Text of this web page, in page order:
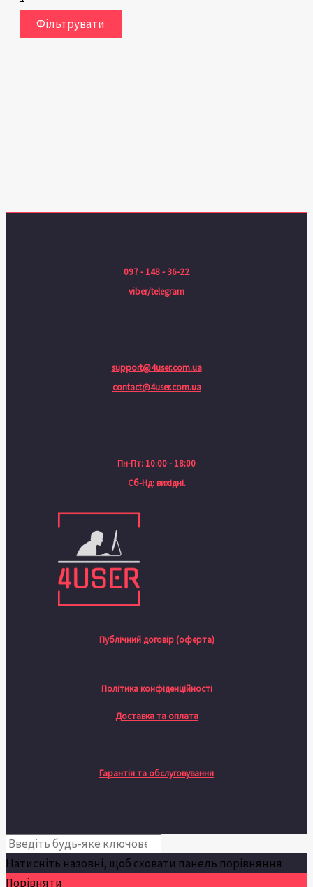
Фільтрувати
097 - 148 - 36-22
viber/telegram
support@4user.com.ua
contact@4user.com.ua
Пн-Пт: 10:00 - 18:00
Сб-Нд: вихідні.
Публічний договір (оферта)
Політика конфіденційності
Доставка та оплата
Гарантія та обслуговування
Натисніть назовні, щоб сховати панель порівняння
Порівняти